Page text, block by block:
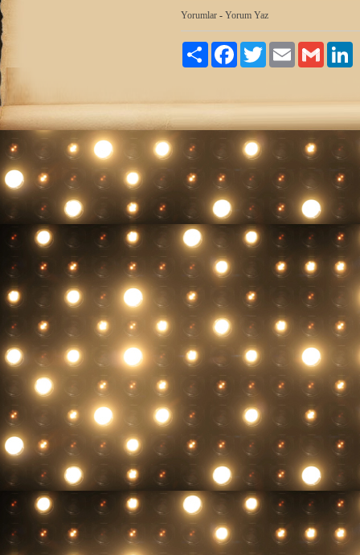
Yorumlar - Yorum Yaz
Paylaş FacebookTwitter Email Gmail